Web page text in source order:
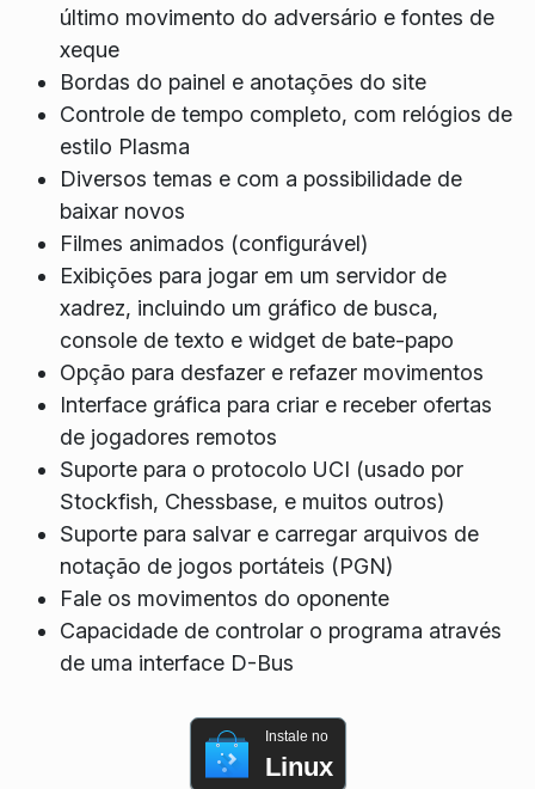
último movimento do adversário e fontes de
xeque
Bordas do painel e anotações do site
Controle de tempo completo, com relógios de
estilo Plasma
Diversos temas e com a possibilidade de
baixar novos
Filmes animados (configurável)
Exibições para jogar em um servidor de
xadrez, incluindo um gráfico de busca,
console de texto e widget de bate-papo
Opção para desfazer e refazer movimentos
Interface gráfica para criar e receber ofertas
de jogadores remotos
Suporte para o protocolo UCI (usado por
Stockfish, Chessbase, e muitos outros)
Suporte para salvar e carregar arquivos de
notação de jogos portáteis (PGN)
Fale os movimentos do oponente
Capacidade de controlar o programa através
de uma interface D-Bus
Instale no
Linux